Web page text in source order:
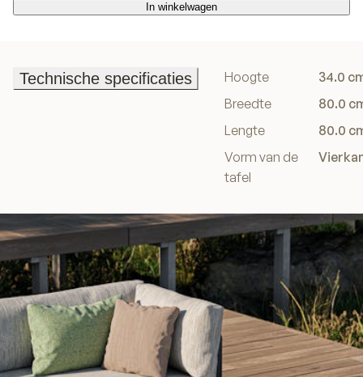
In winkelwagen
In winkelwagen
Technische specificaties
Hoogte
34.0
Breedte
80.0
Lengte
80.0
Vorm van de
tafel